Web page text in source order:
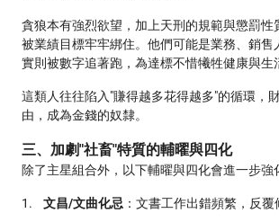
貪狼本有強烈欲望，加上天刑的規範與懲罰性
被業績目標牢牢綁住。他們可能是業務、銷售
實則被數字追著跑，為達標不惜犧牲健康與生
這類人往往陷入"賺得越多花得越多"的循環，
由，成為金錢的奴隸。
三、加劇"社畜"特質的輔曜與四化
除了主星組合外，以下輔曜與四化會進一步強
1. 文昌/文曲化忌 ：文書工作出錯頻繁，反覆